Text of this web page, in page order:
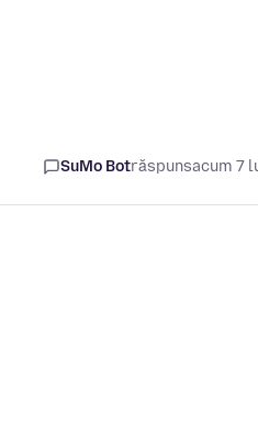
SuMo Botrăspunsacum 7